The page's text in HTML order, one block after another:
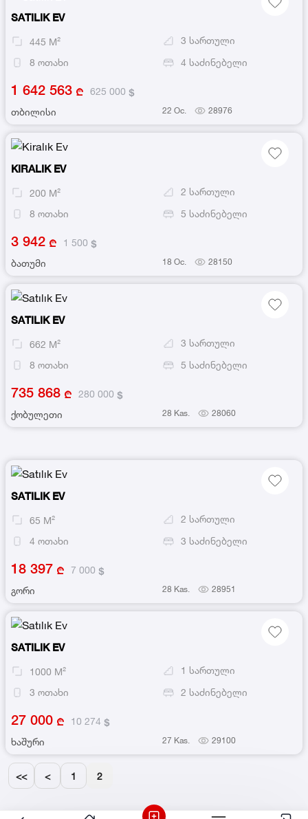
SATILIK EV
445 M² 3 სართული
8 ოთახი 4 საძინებელი
1 642 563
625 000
თბილისი
22 Oc. 28976
KIRALIK EV
200 M² 2 სართული
8 ოთახი 5 საძინებელი
3 942
1 500
ბათუმი
18 Oc. 28150
SATILIK EV
662 M² 3 სართული
8 ოთახი 5 საძინებელი
735 868
280 000
ქობულეთი
28 Kas. 28060
SATILIK EV
65 M² 2 სართული
4 ოთახი 3 საძინებელი
18 397
7 000
გორი
28 Kas. 28951
SATILIK EV
1000 M² 1 სართული
3 ოთახი 2 საძინებელი
27 000
10 274
ხაშური
27 Kas. 29100
<< < 1 2